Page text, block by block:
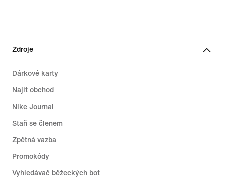
Zdroje
Dárkové karty
Najít obchod
Nike Journal
Staň se členem
Zpětná vazba
Promokódy
Vyhledávač běžeckých bot